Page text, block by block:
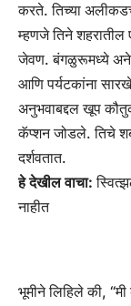
करते. तिच्या
म्हणजे तिने शहरातील
जेवण. बंगळुरूमध्ये
आणि पर्यटकांना
अनुभवाबद्दल खूप
कॅप्शन जोडले. तिचे
दर्शवतात.
हे देखील वाचा:
नाहीत
भूमीने लिहिले की,